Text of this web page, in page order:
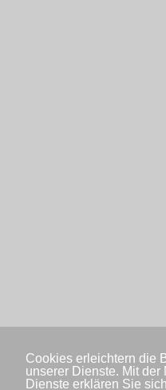
Cookies erleichtern die
unserer Dienste. Mit der
Dienste erklären Sie